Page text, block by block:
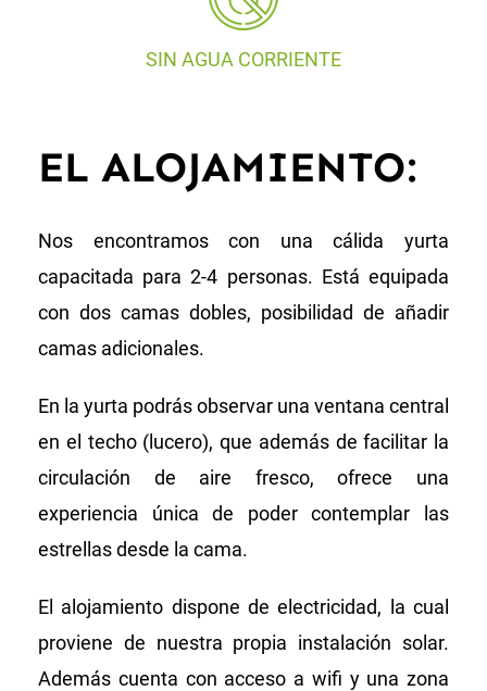
SIN AGUA CORRIENTE
EL ALOJAMIENTO:
Nos encontramos con una cálida yurta
capacitada para 2-4 personas. Está equipada
con dos camas dobles, posibilidad de añadir
camas adicionales.
En la yurta podrás observar una ventana central
en el techo (lucero), que además de facilitar la
circulación de aire fresco, ofrece una
experiencia única de poder contemplar las
estrellas desde la cama.
El alojamiento dispone de electricidad, la cual
proviene de nuestra propia instalación solar.
Además cuenta con acceso a wifi y una zona